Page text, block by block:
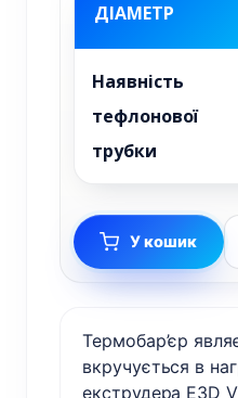
Термобар’єр
вкручується в
екструдера E3D
ДІАМЕТР
Наявність
тефлонової
трубки
У кошик